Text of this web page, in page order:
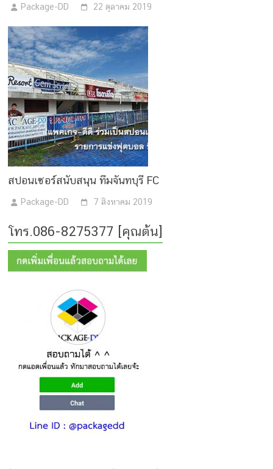
Package-DD 22 ตุลาคม 2019
สปอนเซอร์สนับสนุน ทีมจันทบุรี FC
Package-DD 7 สิงหาคม 2019
โทร.086-8275377 [คุณต้น]